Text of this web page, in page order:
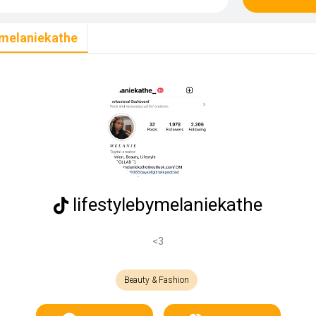
lifestylebymelaniekathe
<3
Beauty & Fashion